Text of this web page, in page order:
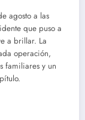
agosto a las
que puso a
a brillar. La
operación,
familiares y un